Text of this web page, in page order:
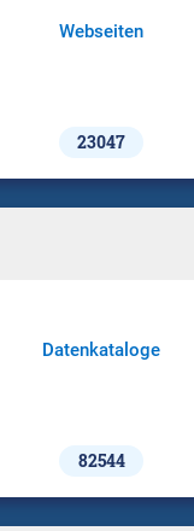
Webseiten
23047
Datenkataloge
82544